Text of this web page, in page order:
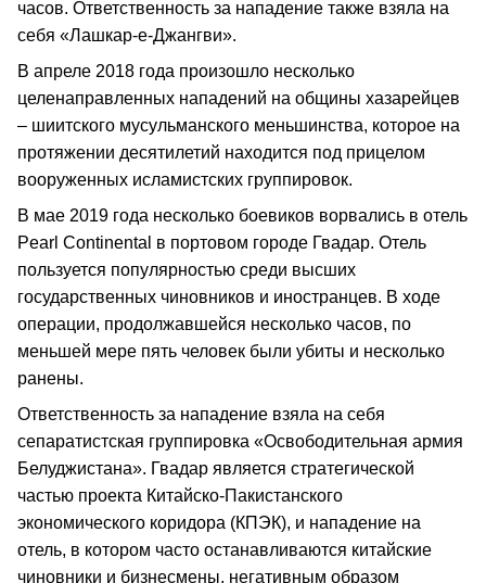
часов. Ответственность за нападение также взяла на
себя «Лашкар-е-Джангви».
В апреле 2018 года произошло несколько
целенаправленных нападений на общины хазарейцев
– шиитского мусульманского меньшинства, которое на
протяжении десятилетий находится под прицелом
вооруженных исламистских группировок.
В мае 2019 года несколько боевиков ворвались в отель
Pearl Continental в портовом городе Гвадар. Отель
пользуется популярностью среди высших
государственных чиновников и иностранцев. В ходе
операции, продолжавшейся несколько часов, по
меньшей мере пять человек были убиты и несколько
ранены.
Ответственность за нападение взяла на себя
сепаратистская группировка «Освободительная армия
Белуджистана». Гвадар является стратегической
частью проекта Китайско-Пакистанского
экономического коридора (КПЭК), и нападение на
отель, в котором часто останавливаются китайские
чиновники и бизнесмены, негативным образом